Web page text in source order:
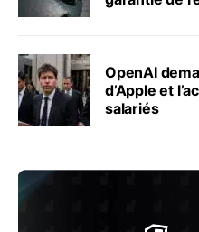
OpenAI
d’Apple et
salariés